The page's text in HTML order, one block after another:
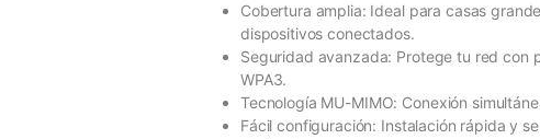
Cobertura amplia: Ideal para casas
dispositivos conectados.
Seguridad avanzada: Protege tu red con
WPA3.
Tecnología MU-MIMO: Conexión
Fácil configuración: Instalación rápida y